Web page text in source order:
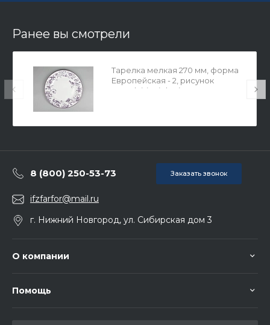
Ранее вы смотрели
Тарелка мелкая 270 мм, форма
Европейская - 2, рисунок
Monplaisir Violet (Монплезир
8 (800) 250-53-73 Заказать звонок
ifzfarfor@mail.ru
г. Нижний Новгород, ул. Сибирская дом 3
О компании
Помощь